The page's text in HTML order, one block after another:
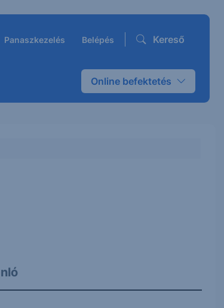
Panaszkezelés Belépés Kereső
Online befektetés